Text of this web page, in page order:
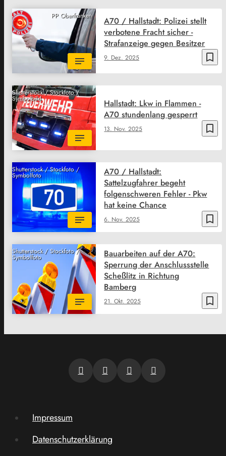
PP Oberfranken
bookmark_border
9. Dez. 2025
A70 / Hallstadt: Polizei stellt
verbotene Fracht sicher -
Strafanzeige gegen Besitzer
Shutterstock / Stockfoto /
Symbolbild
bookmark_border
13. Nov. 2025
Hallstadt: Lkw in Flammen -
A70 stundenlang gesperrt
Shutterstock / Stockfoto /
Symbolfoto
bookmark_border
6. Nov. 2025
A70 / Hallstadt:
Sattelzugfahrer begeht
folgenschweren Fehler - Pkw
hat keine Chance
Shutterstock / Stockfoto /
Symbolfoto
bookmark_border
21. Okt. 2025
Bauarbeiten auf der A70:
Sperrung der Anschlussstelle
Scheßlitz in Richtung
Bamberg
Impressum
Datenschutzerklärung